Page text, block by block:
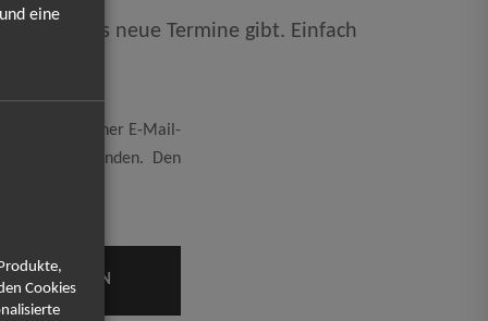
sobald es neue Termine gibt. Einfach
meiner E-Mail-
einverstanden. Den
eine
Cookies